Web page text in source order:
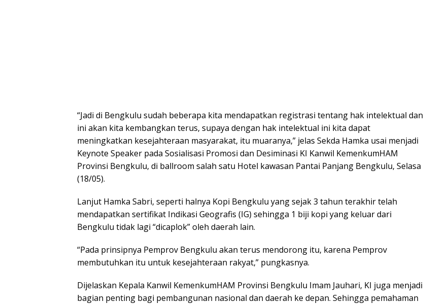
“Jadi di Bengkulu sudah beberapa kita mendapatkan registrasi tentang hak intelektual dan
ini akan kita kembangkan terus, supaya dengan hak intelektual ini kita dapat
meningkatkan kesejahteraan masyarakat, itu muaranya,” jelas Sekda Hamka usai menjadi
Keynote Speaker pada Sosialisasi Promosi dan Desiminasi KI Kanwil KemenkumHAM
Provinsi Bengkulu, di ballroom salah satu Hotel kawasan Pantai Panjang Bengkulu, Selasa
(18/05).
Lanjut Hamka Sabri, seperti halnya Kopi Bengkulu yang sejak 3 tahun terakhir telah
mendapatkan sertifikat Indikasi Geografis (IG) sehingga 1 biji kopi yang keluar dari
Bengkulu tidak lagi “dicaplok” oleh daerah lain.
“Pada prinsipnya Pemprov Bengkulu akan terus mendorong itu, karena Pemprov
membutuhkan itu untuk kesejahteraan rakyat,” pungkasnya.
Dijelaskan Kepala Kanwil KemenkumHAM Provinsi Bengkulu Imam Jauhari, KI juga menjadi
bagian penting bagi pembangunan nasional dan daerah ke depan. Sehingga pemahaman